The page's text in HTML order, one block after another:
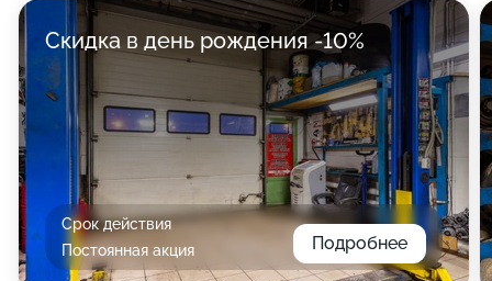
Скидка в день рождения -10%
Срок действия
Постоянная акция
Подробнее